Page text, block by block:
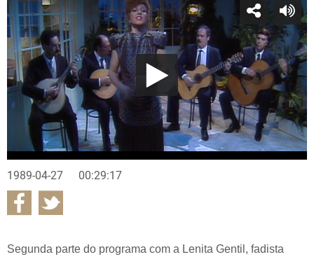
1989-04-27 00:29:17
Segunda parte do programa com a Lenita Gentil, fadista